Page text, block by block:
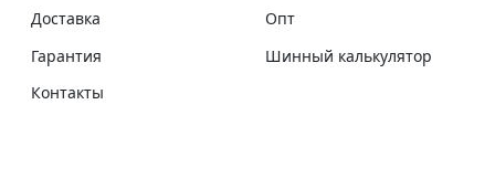
Доставка
Опт
Гарантия
Шинный калькулятор
Контакты